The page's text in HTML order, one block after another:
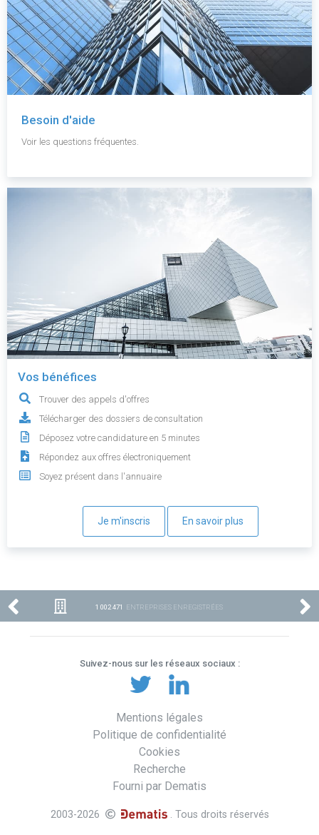
Besoin d'aide
Voir les questions fréquentes.
Vos bénéfices
Trouver des appels d'offres
Télécharger des dossiers de consultation
Déposez votre candidature en 5 minutes
Répondez aux offres électroniquement
Soyez présent dans l'annuaire
Je m'inscris En savoir plus
1 002 471 ENTREPRISES ENREGISTRÉES
Suivez-nous sur les réseaux sociaux :
Mentions légales
Politique de confidentialité
Cookies
Recherche
Fourni par Dematis
2003-2026 . Tous droits réservés